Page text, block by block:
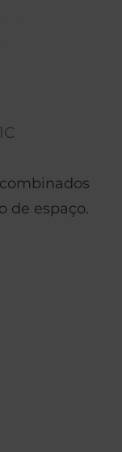
de espaço.